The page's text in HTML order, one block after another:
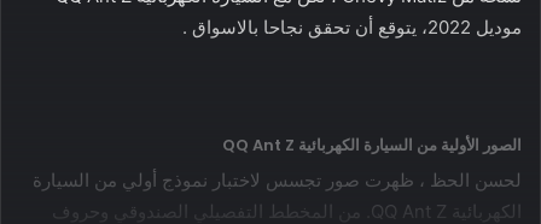
موديل 2022، يتوقع أن تحقق نجاحا بالاسواق .
الصور الأولية من السيارة الكهربائية QQ Ant Z
لحسن الحظ ، ظهرت صور تجسس لاختبار نموذج أولي من السيارة
الكهربائية QQ Ant Z. من المخطط التفصيلي الصندوقي وحروف